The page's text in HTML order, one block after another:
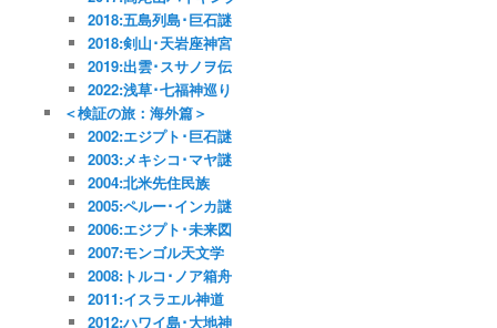
2018:五島列島･巨石謎
2018:剣山･天岩座神宮
2019:出雲･スサノヲ伝
2022:浅草･七福神巡り
＜検証の旅：海外篇＞
2002:エジプト･巨石謎
2003:メキシコ･マヤ謎
2004:北米先住民族
2005:ペルー･インカ謎
2006:エジプト･未来図
2007:モンゴル天文学
2008:トルコ･ノア箱舟
2011:イスラエル神道
2012:ハワイ島･大地神